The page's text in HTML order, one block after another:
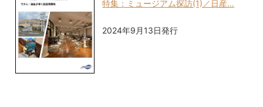
特集：ミュージアム探訪(1)／日産…
2024年9月13日発行